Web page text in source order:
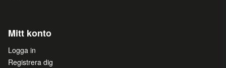
Mitt konto
Logga in
Registrera dig